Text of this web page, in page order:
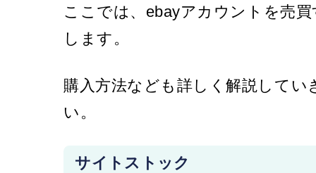
ここでは、ebayアカウントを売
します。
購入方法なども詳しく解説して
い。
サイトストック